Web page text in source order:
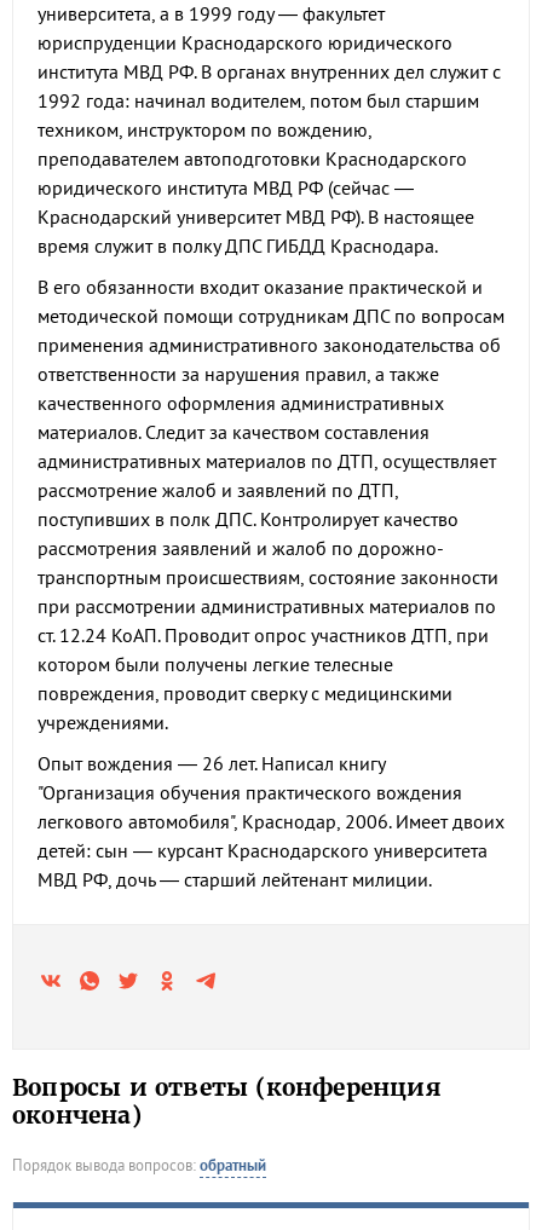
университета, а в 1999 году — факультет
юриспруденции Краснодарского юридического
института МВД РФ. В органах внутренних дел служит с
1992 года: начинал водителем, потом был старшим
техником, инструктором по вождению,
преподавателем автоподготовки Краснодарского
юридического института МВД РФ (сейчас —
Краснодарский университет МВД РФ). В настоящее
время служит в полку ДПС ГИБДД Краснодара.
В его обязанности входит оказание практической и
методической помощи сотрудникам ДПС по вопросам
применения административного законодательства об
ответственности за нарушения правил, а также
качественного оформления административных
материалов. Следит за качеством составления
административных материалов по ДТП, осуществляет
рассмотрение жалоб и заявлений по ДТП,
поступивших в полк ДПС. Контролирует качество
рассмотрения заявлений и жалоб по дорожно-
транспортным происшествиям, состояние законности
при рассмотрении административных материалов по
ст. 12.24 КоАП. Проводит опрос участников ДТП, при
котором были получены легкие телесные
повреждения, проводит сверку с медицинскими
учреждениями.
Опыт вождения — 26 лет. Написал книгу
"Организация обучения практического вождения
легкового автомобиля", Краснодар, 2006. Имеет двоих
детей: сын — курсант Краснодарского университета
МВД РФ, дочь — старший лейтенант милиции.
Вопросы и ответы (конференция
окончена)
Порядок вывода вопросов:обратный